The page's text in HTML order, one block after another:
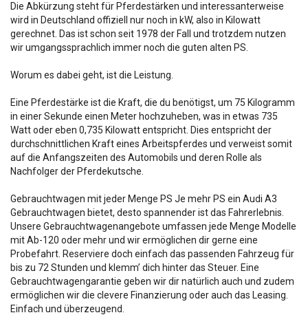
Die Abkürzung steht für Pferdestärken und interessanterweise
wird in Deutschland offiziell nur noch in kW, also in Kilowatt
gerechnet. Das ist schon seit 1978 der Fall und trotzdem nutzen
wir umgangssprachlich immer noch die guten alten PS.
Worum es dabei geht, ist die Leistung.
Eine Pferdestärke ist die Kraft, die du benötigst, um 75 Kilogramm
in einer Sekunde einen Meter hochzuheben, was in etwas 735
Watt oder eben 0,735 Kilowatt entspricht. Dies entspricht der
durchschnittlichen Kraft eines Arbeitspferdes und verweist somit
auf die Anfangszeiten des Automobils und deren Rolle als
Nachfolger der Pferdekutsche.
Gebrauchtwagen mit jeder Menge PS Je mehr PS ein Audi A3
Gebrauchtwagen bietet, desto spannender ist das Fahrerlebnis.
Unsere Gebrauchtwagenangebote umfassen jede Menge Modelle
mit Ab-120 oder mehr und wir ermöglichen dir gerne eine
Probefahrt. Reserviere doch einfach das passenden Fahrzeug für
bis zu 72 Stunden und klemm’ dich hinter das Steuer. Eine
Gebrauchtwagengarantie geben wir dir natürlich auch und zudem
ermöglichen wir die clevere Finanzierung oder auch das Leasing.
Einfach und überzeugend.